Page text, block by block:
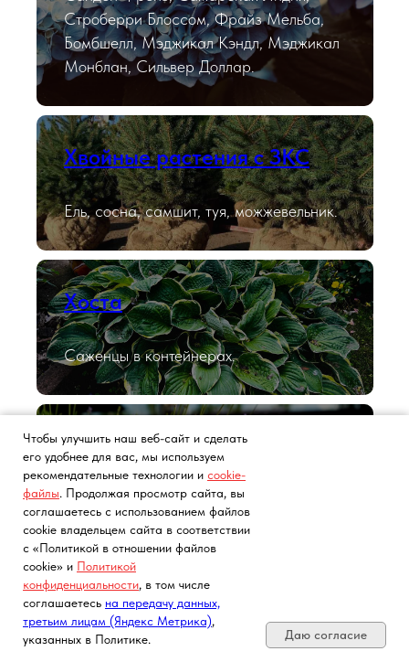
Строберри Блоссом, Фрайз Мельба,
Бомбшелл, Мэджикал Кэндл, Мэджикал
Монблан, Сильвер Доллар.
Хвойные растения с ЗКС
Ель, сосна, самшит, туя, можжевельник.
Хоста
Саженцы в контейнерах.
Лаванда
Саженцы в контейнерах.
Розы с ЗКС
Роза английская, флорибунда, спрей
Чтобы улучшить наш веб-сайт и сделать
его удобнее для вас, мы используем
рекомендательные технологии и cookie-
файлы. Продолжая просмотр сайта, вы
соглашаетесь с использованием файлов
cookie владельцем сайта в соответствии
с «Политикой в отношении файлов
cookie» и Политикой
конфиденциальности, в том числе
соглашаетесь на передачу данных,
третьим лицам (Яндекс Метрика),
указанных в Политике.
Даю согласие